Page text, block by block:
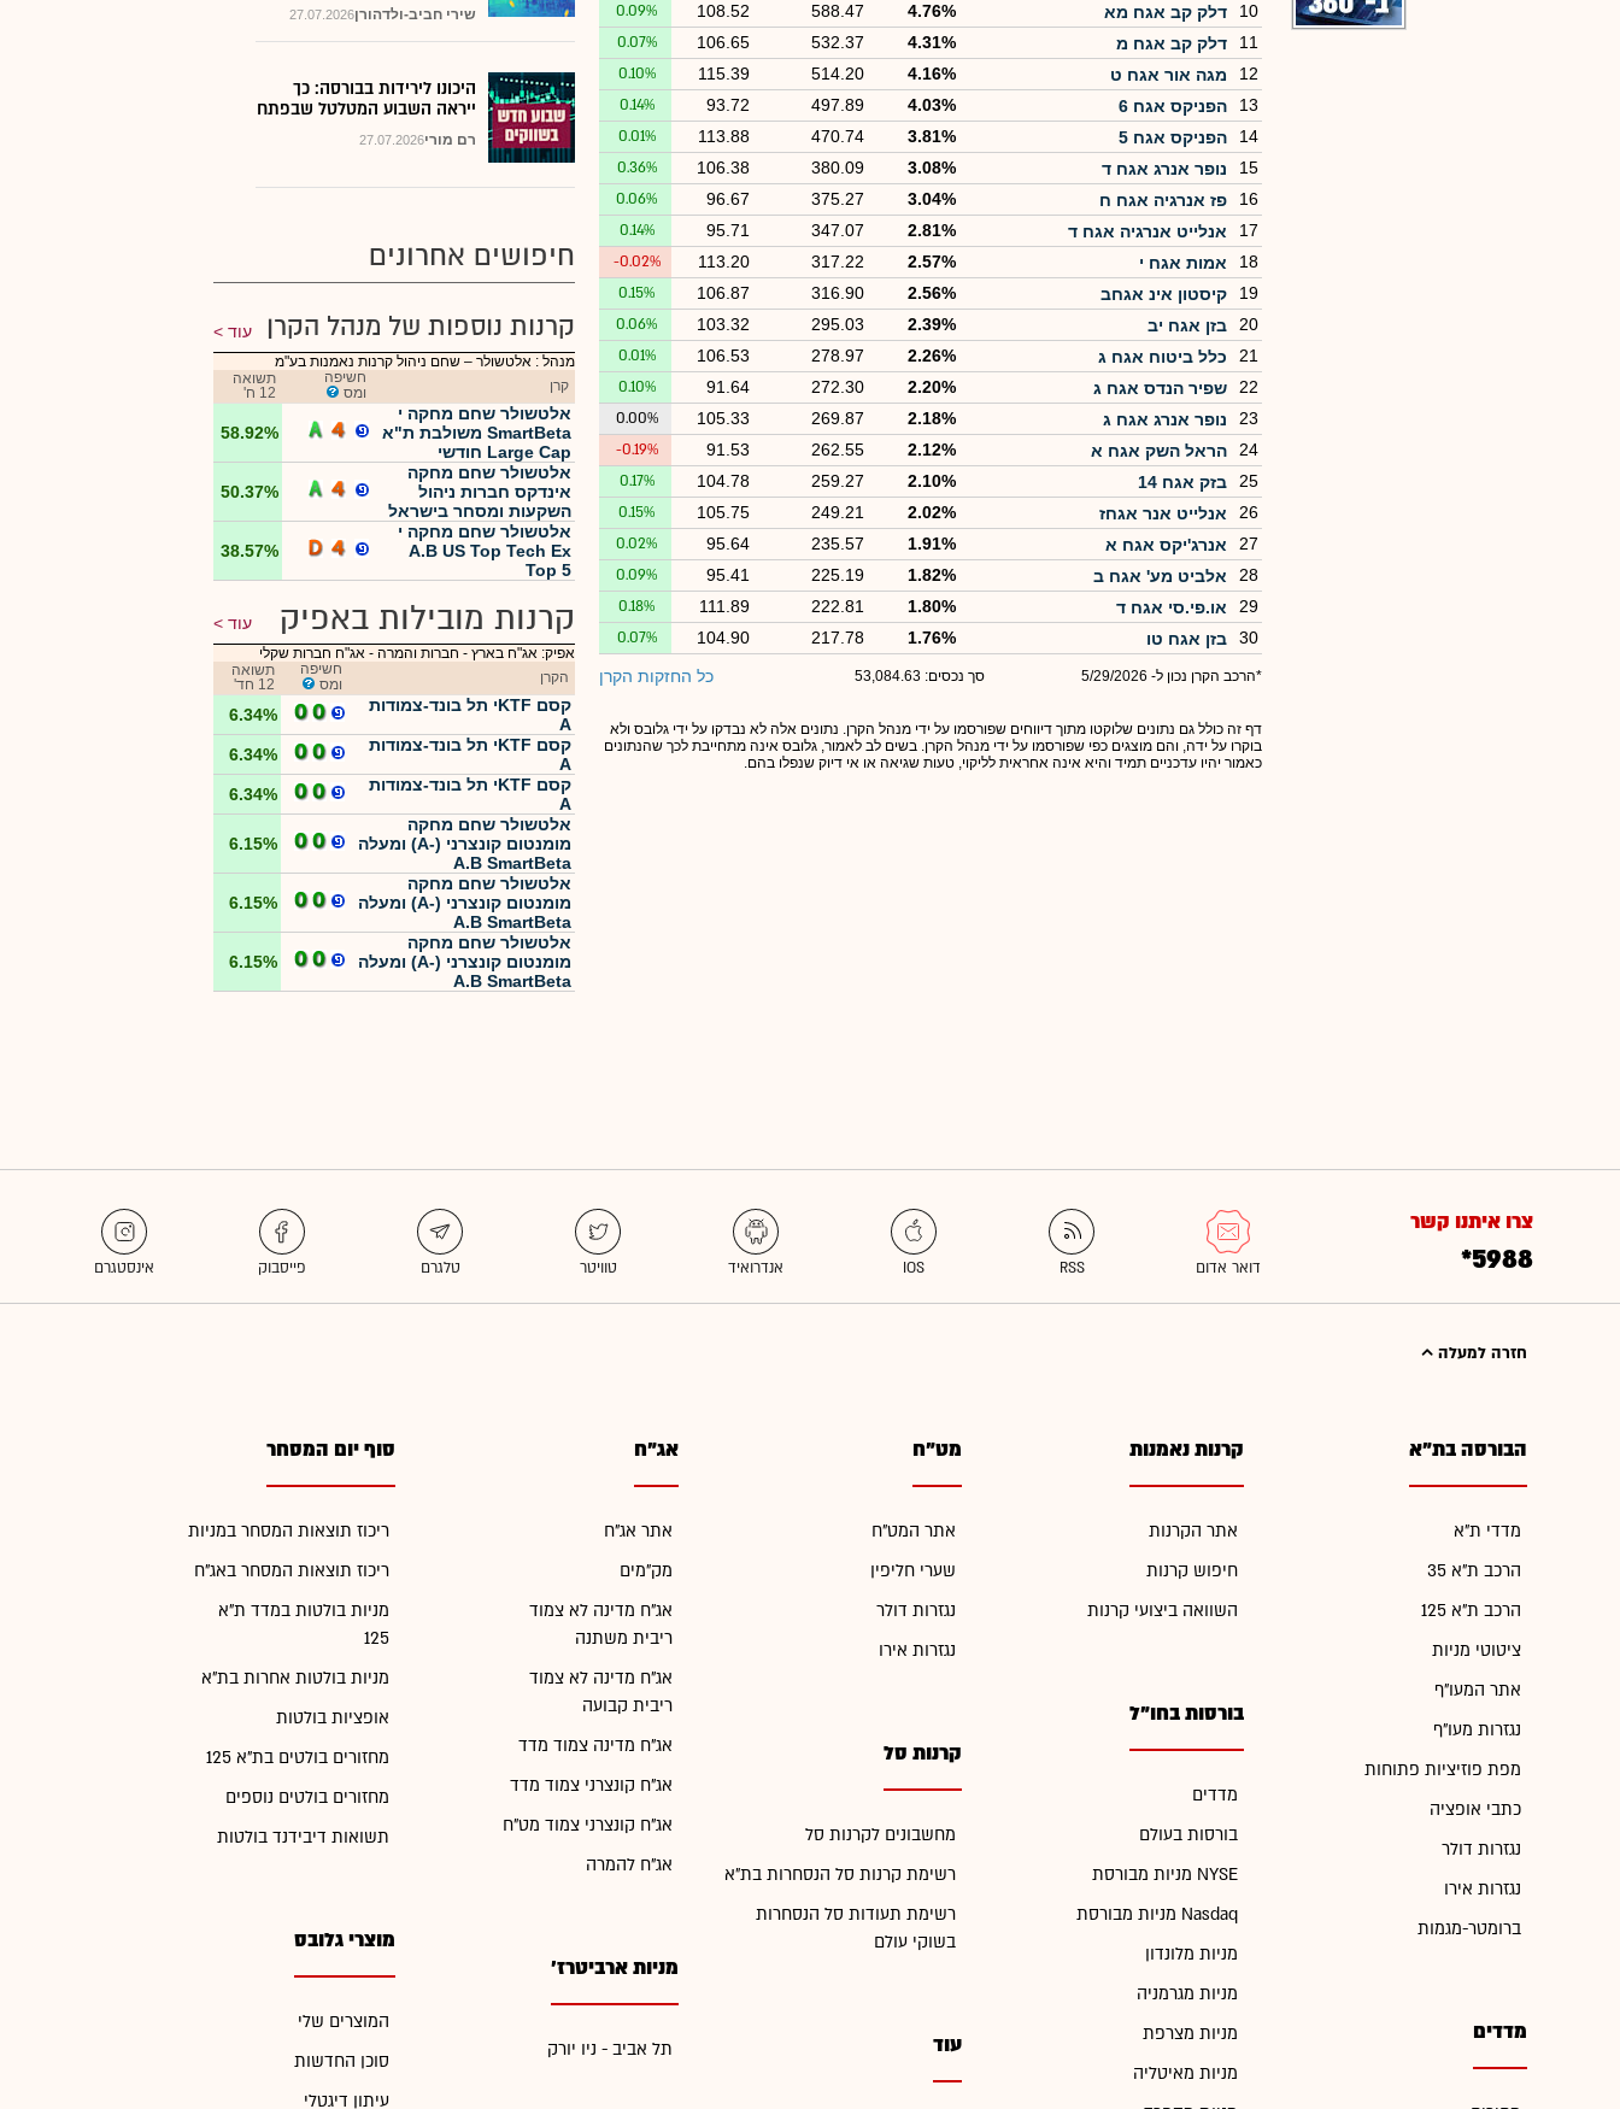
10
דלק קב אגח מא 4.76%
588.47
108.52
0.09%
11
דלק קב אגח מ 4.31%
532.37
106.65
0.07%
12
מגה אור אגח ט 4.16%
514.20
115.39
0.10%
13
הפניקס אגח 6 4.03%
497.89
93.72
0.14%
14
הפניקס אגח 5 3.81%
470.74
113.88
0.01%
15
נופר אנרג אגח ד 3.08%
380.09
106.38
0.36%
16
פז אנרגיה אגח ח 3.04%
375.27
96.67
0.06%
17
אנלייט אנרגיה אגח ד 2.81%
347.07
95.71
0.14%
18
אמות אגח י 2.57%
317.22
113.20
-0.02%
19
קיסטון אינ אגחב 2.56%
316.90
106.87
0.15%
20
בזן אגח יב 2.39%
295.03
103.32
0.06%
21
כלל ביטוח אגח ג 2.26%
278.97
106.53
0.01%
22
שפיר הנדס אגח ג 2.20%
272.30
91.64
0.10%
23
נופר אנרג אגח ג 2.18%
269.87
105.33
0.00%
24
הראל השק אגח א 2.12%
262.55
91.53
-0.19%
25
בזק אגח 14 2.10%
259.27
104.78
0.17%
26
אנלייט אנר אגחז 2.02%
249.21
105.75
0.15%
27
אנרג'יקס אגח א 1.91%
235.57
95.64
0.02%
28
אלביט מע' אגח ב 1.82%
225.19
95.41
0.09%
29
או.פי.סי אגח ד 1.80%
222.81
111.89
0.18%
30
בזן אגח טו 1.76%
217.78
104.90
0.07%
*הרכב הקרן נכון ל- 5/29/2026 סך נכסים: 53,084.63 כל החזקות הקרן
דף זה כולל גם נתונים שלוקטו מתוך דיווחים שפורסמו על ידי מנהל הקרן. נתונים אלה לא נבדקו על ידי גלובס ולא
בוקרו על ידה, והם מוצגים כפי שפורסמו על ידי מנהל הקרן. בשים לב לאמור, גלובס אינה מתחייבת לכך שהנתונים
כאמור יהיו עדכניים תמיד והיא אינה אחראית לליקוי, טעות שגיאה או אי דיוק שנפלו בהם.
27.07.2026שירי חביב-ולדהורן
היכונו לירידות בבורסה: כך
ייראה השבוע המטלטל שבפתח
27.07.2026רם מורי
חיפושים אחרונים
קרנות נוספות של מנהל הקרן עוד
מנהל : אלטשולר – שחם ניהול קרנות נאמנות בע"מ
קרן
חשיפה
ומס
תשואה
12 ח'
אלטשולר שחם מחקה י
SmartBeta משולבת ת"א
Large Cap חודשי
58.92%
אלטשולר שחם מחקה
אינדקס חברות ניהול
השקעות ומסחר בישראל
50.37%
אלטשולר שחם מחקה י
A.B US Top Tech Ex
Top 5
38.57%
קרנות מובילות באפיק עוד
אפיק: אג"ח בארץ - חברות והמרה - אג"ח חברות שקלי
הקרן
חשיפה
ומס
תשואה
12 חד'
קסם KTFי תל בונד-צמודות
A
6.34%
קסם KTFי תל בונד-צמודות
A
6.34%
קסם KTFי תל בונד-צמודות
A
6.34%
אלטשולר שחם מחקה
מומנטום קונצרני (-A) ומעלה
A.B SmartBeta
6.15%
אלטשולר שחם מחקה
מומנטום קונצרני (-A) ומעלה
A.B SmartBeta
6.15%
אלטשולר שחם מחקה
מומנטום קונצרני (-A) ומעלה
A.B SmartBeta
6.15%
צרו איתנו קשר
*5988
חזרה למעלה
הבורסה בת"א
מדדי ת"א
הרכב ת"א 35
הרכב ת"א 125
ציטוטי מניות
אתר המעו"ף
נגזרות מעו"ף
מפת פוזיציות פתוחות
כתבי אופציה
נגזרות דולר
נגזרות אירו
ברומטר-מגמות
מדדים
קרנות נאמנות
אתר הקרנות
חיפוש קרנות
השוואה ביצועי קרנות
בורסות בחו"ל
מדדים
בורסות בעולם
מניות מבורסת NYSE
מניות מבורסת Nasdaq
מניות מלונדון
מניות מגרמניה
מניות מצרפת
מניות מאיטליה
מט"ח
אתר המט"ח
שערי חליפין
נגזרות דולר
נגזרות אירו
קרנות סל
מחשבונים לקרנות סל
רשימת קרנות סל הנסחרות בת"א
רשימת תעודות סל הנסחרות
בשוקי עולם
עוד
אג"ח
אתר אג"ח
מק"מים
אג"ח מדינה לא צמוד
ריבית משתנה
אג"ח מדינה לא צמוד
ריבית קבועה
אג"ח מדינה צמוד מדד
אג"ח קונצרני צמוד מדד
אג"ח קונצרני צמוד מט"ח
אג"ח להמרה
מניות ארביטרז'
תל אביב - ניו יורק
סוף יום המסחר
ריכוז תוצאות המסחר במניות
ריכוז תוצאות המסחר באג"ח
מניות בולטות במדד ת"א
125
מניות בולטות אחרות בת"א
אופציות בולטות
מחזורים בולטים בת"א 125
מחזורים בולטים נוספים
תשואות דיבידנד בולטות
מוצרי גלובס
המוצרים שלי
סוכן החדשות
עיתון דיגטלי